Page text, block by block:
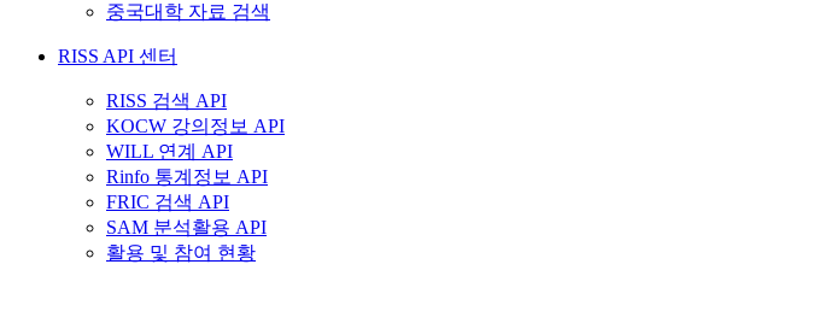
중국대학 자료 검색
RISS API 센터
RISS 검색 API
KOCW 강의정보 API
WILL 연계 API
Rinfo 통계정보 API
FRIC 검색 API
SAM 분석활용 API
활용 및 참여 현황